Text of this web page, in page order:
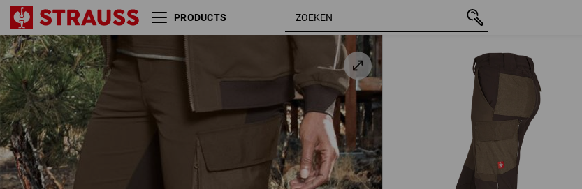
PRODUCTS
Functioneel cargobroek
e.s.dynashield, dames
32N